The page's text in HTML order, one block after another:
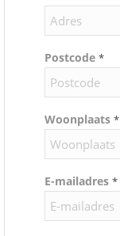
Postcode*
Woonplaats*
E-mailadres*